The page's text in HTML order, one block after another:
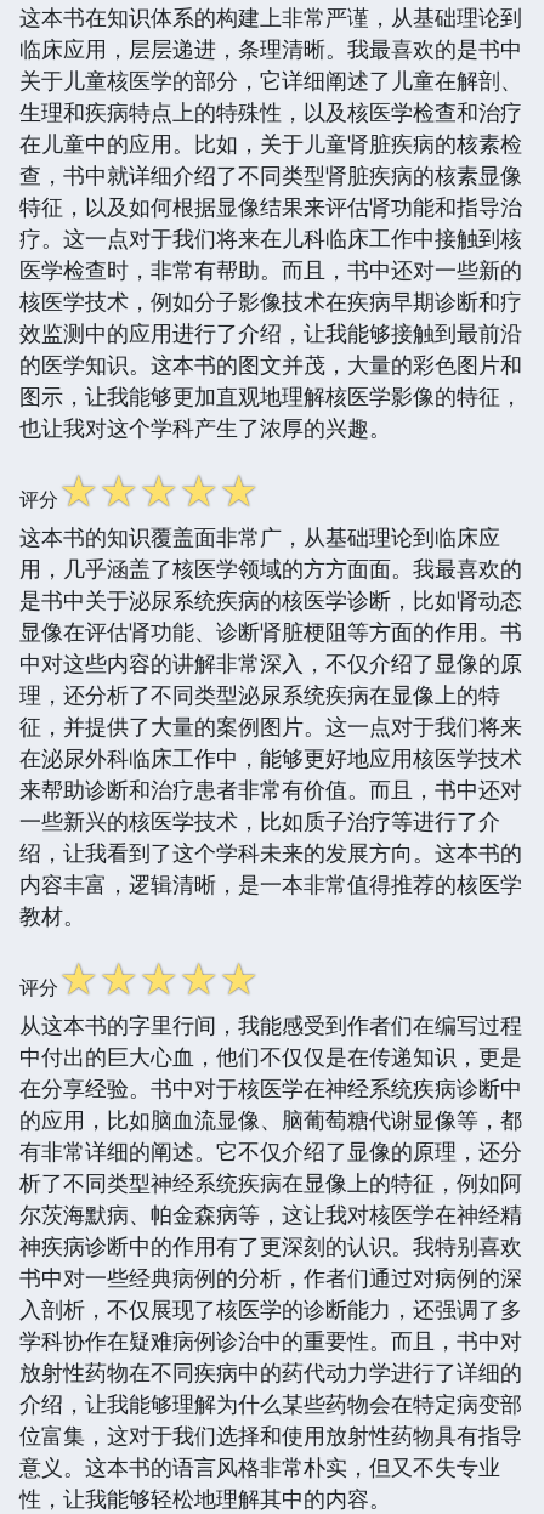
这本书在知识体系的构建上非常严谨，从基础理论到
临床应用，层层递进，条理清晰。我最喜欢的是书中
关于儿童核医学的部分，它详细阐述了儿童在解剖、
生理和疾病特点上的特殊性，以及核医学检查和治疗
在儿童中的应用。比如，关于儿童肾脏疾病的核素检
查，书中就详细介绍了不同类型肾脏疾病的核素显像
特征，以及如何根据显像结果来评估肾功能和指导治
疗。这一点对于我们将来在儿科临床工作中接触到核
医学检查时，非常有帮助。而且，书中还对一些新的
核医学技术，例如分子影像技术在疾病早期诊断和疗
效监测中的应用进行了介绍，让我能够接触到最前沿
的医学知识。这本书的图文并茂，大量的彩色图片和
图示，让我能够更加直观地理解核医学影像的特征，
也让我对这个学科产生了浓厚的兴趣。
评分☆☆☆☆☆
这本书的知识覆盖面非常广，从基础理论到临床应
用，几乎涵盖了核医学领域的方方面面。我最喜欢的
是书中关于泌尿系统疾病的核医学诊断，比如肾动态
显像在评估肾功能、诊断肾脏梗阻等方面的作用。书
中对这些内容的讲解非常深入，不仅介绍了显像的原
理，还分析了不同类型泌尿系统疾病在显像上的特
征，并提供了大量的案例图片。这一点对于我们将来
在泌尿外科临床工作中，能够更好地应用核医学技术
来帮助诊断和治疗患者非常有价值。而且，书中还对
一些新兴的核医学技术，比如质子治疗等进行了介
绍，让我看到了这个学科未来的发展方向。这本书的
内容丰富，逻辑清晰，是一本非常值得推荐的核医学
教材。
评分☆☆☆☆☆
从这本书的字里行间，我能感受到作者们在编写过程
中付出的巨大心血，他们不仅仅是在传递知识，更是
在分享经验。书中对于核医学在神经系统疾病诊断中
的应用，比如脑血流显像、脑葡萄糖代谢显像等，都
有非常详细的阐述。它不仅介绍了显像的原理，还分
析了不同类型神经系统疾病在显像上的特征，例如阿
尔茨海默病、帕金森病等，这让我对核医学在神经精
神疾病诊断中的作用有了更深刻的认识。我特别喜欢
书中对一些经典病例的分析，作者们通过对病例的深
入剖析，不仅展现了核医学的诊断能力，还强调了多
学科协作在疑难病例诊治中的重要性。而且，书中对
放射性药物在不同疾病中的药代动力学进行了详细的
介绍，让我能够理解为什么某些药物会在特定病变部
位富集，这对于我们选择和使用放射性药物具有指导
意义。这本书的语言风格非常朴实，但又不失专业
性，让我能够轻松地理解其中的内容。